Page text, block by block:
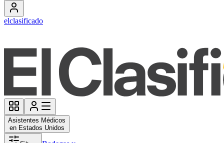
elclasificado
Asistentes Médicos
en Estados Unidos